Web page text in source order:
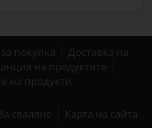
покупка
Доставка на
на продуктите
на продукти
сваляне Карта на сайта